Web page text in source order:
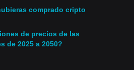
comprado cripto
de precios de las
de 2025 a 2050?